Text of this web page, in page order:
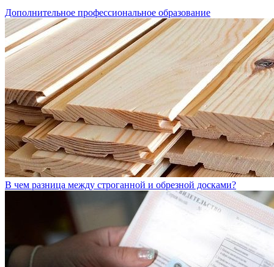
Дополнительное профессиональное образование
В чем разница между строганной и обрезной досками?